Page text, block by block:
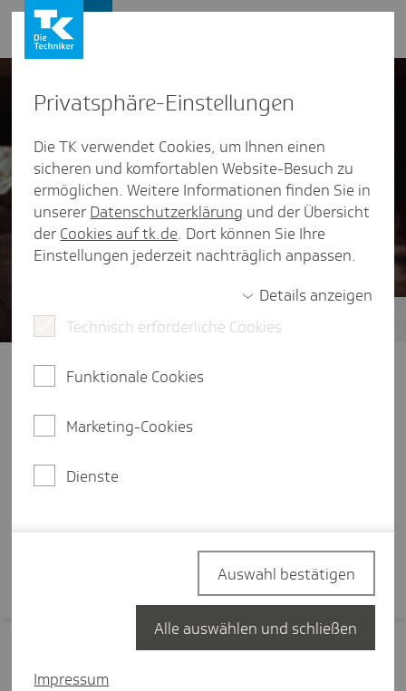
Dafür braucht es eine
medizinischen Anliegens, eine
bessere Koordination.
Zukunft der ambulanten Versorgung
Privat­sphäre-Einstel­lungen
Die TK verwendet Cookies, um Ihnen einen
sicheren und komfortablen Website-Besuch zu
ermöglichen. Weitere Informationen finden Sie in
unserer Datenschutzerklärung und der Übersicht
der Cookies auf tk.de. Dort können Sie Ihre
Einstellungen jederzeit nachträglich anpassen.
Details anzeigen
Technisch erforderliche Cookies
Funktionale Cookies
Marketing-Cookies
Dienste
Impressum
Auswahl bestätigen
Alle auswählen und schließen